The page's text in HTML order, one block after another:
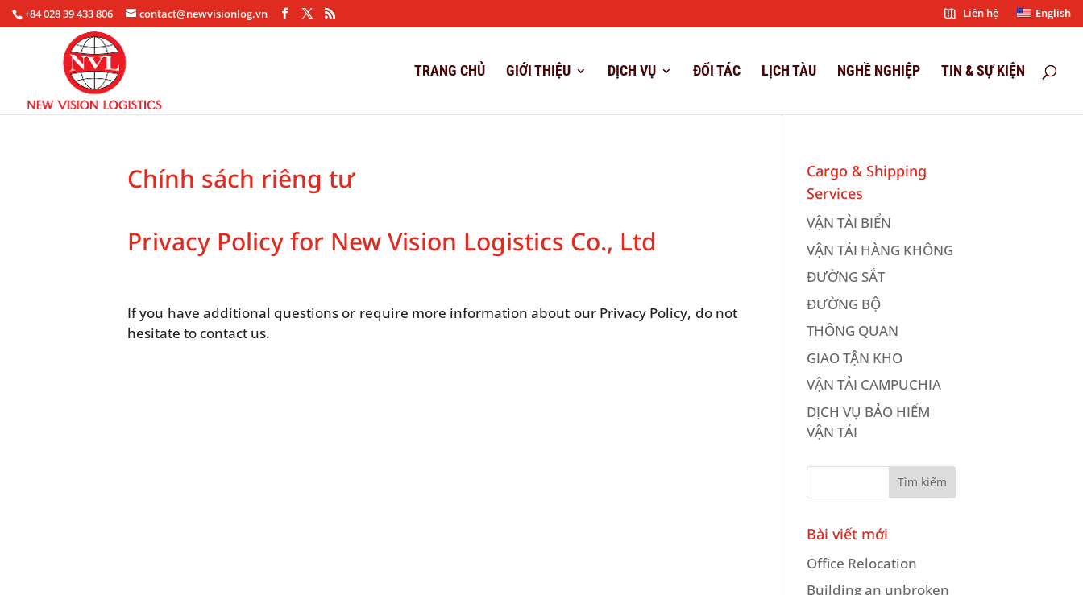
+84 028 39 433 806 contact@newvisionlog.vn Liên hệ English
TRANG CHỦ GIỚI THIỆU DỊCH VỤ ĐỐI TÁC LỊCH TÀU NGHỀ NGHIỆP TIN & SỰ KIỆN
Chính sách riêng tư
Privacy Policy for New Vision Logistics Co., Ltd
If you have additional questions or require more information about our Privacy Policy, do not
hesitate to contact us.
Cargo & Shipping
Services
VẬN TẢI BIỂN
VẬN TẢI HÀNG KHÔNG
ĐƯỜNG SẮT
ĐƯỜNG BỘ
THÔNG QUAN
GIAO TẬN KHO
VẬN TẢI CAMPUCHIA
DỊCH VỤ BẢO HIỂM
VẬN TẢI
Bài viết mới
Office Relocation
Building an unbroken